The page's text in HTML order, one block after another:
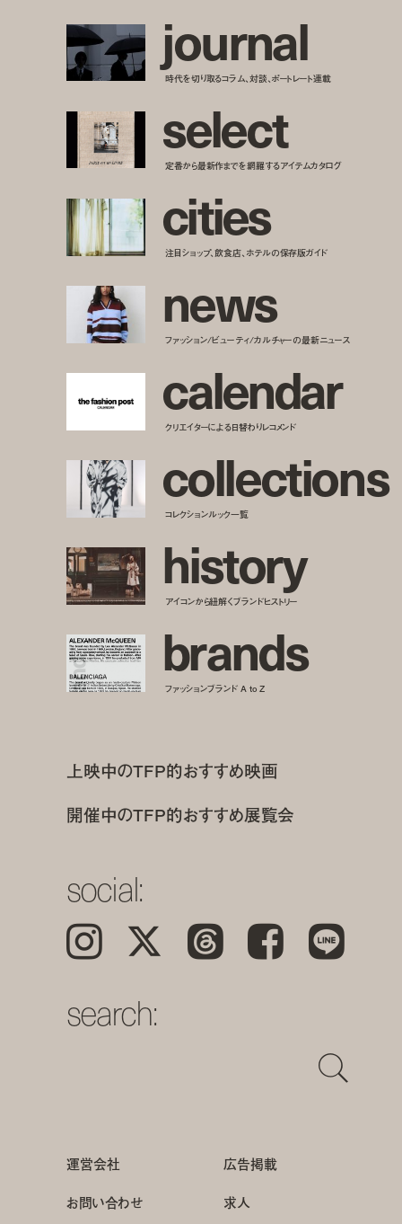
journal
時代を切り取るコラム、対談、ポートレート連載
select
定番から最新作までを網羅するアイテムカタログ
cities
注目ショップ、飲食店、ホテルの保存版ガイド
news
ファッション/ビューティ/カルチャーの最新ニュース
calendar
クリエイターによる日替わりレコメンド
collections
コレクションルック一覧
history
アイコンから紐解くブランドヒストリー
brands
ファッションブランド A to Z
上映中のTFP的おすすめ映画
開催中のTFP的おすすめ展覧会
social:
Instagram 𝕏 Threads Facebook LINE
search:
運営会社
広告掲載
お問い合わせ
求人